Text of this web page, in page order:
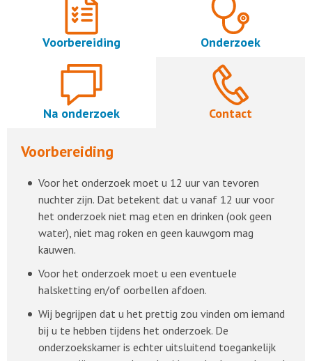
Voorbereiding Onderzoek
Na onderzoek Contact
Voorbereiding
Voor het onderzoek moet u 12 uur van tevoren
nuchter zijn. Dat betekent dat u vanaf 12 uur voor
het onderzoek niet mag eten en drinken (ook geen
water), niet mag roken en geen kauwgom mag
kauwen.
Voor het onderzoek moet u een eventuele
halsketting en/of oorbellen afdoen.
Wij begrijpen dat u het prettig zou vinden om iemand
bij u te hebben tijdens het onderzoek. De
onderzoekskamer is echter uitsluitend toegankelijk